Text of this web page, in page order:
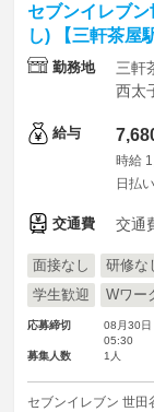
セブンイレブ
し) 【三軒茶屋
勤務地
三軒
西太
給与
時給
日払
交通費 交通
面接なし 研修な
学生歓迎
Wワー
応募締切
08月30日
05:30
募集人数
1人
セブンイレブン 世田